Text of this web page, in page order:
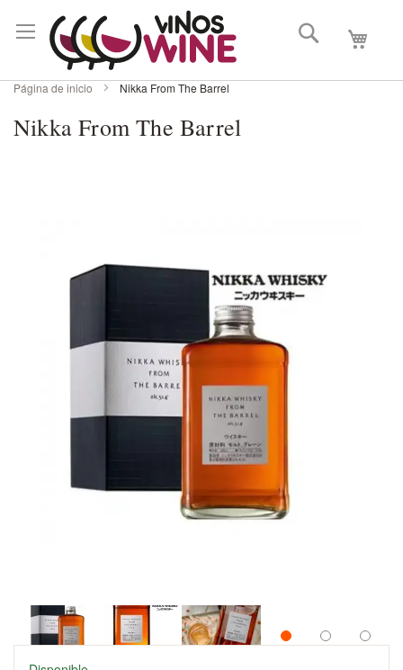
Mi
Buscar
Página de inicio Nikka From The Barrel
Nikka From The Barrel